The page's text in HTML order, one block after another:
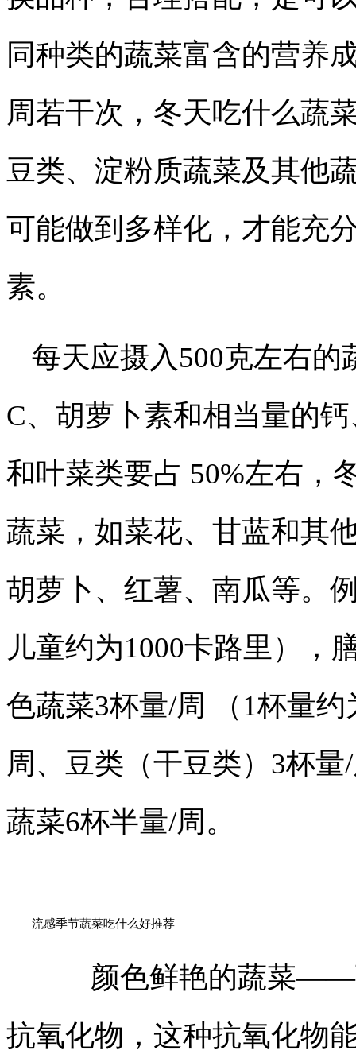
同种类的蔬菜富含的营养
周若干次，冬天吃什么蔬
豆类、淀粉质蔬菜及其他
可能做到多样化，才能充
素。
每天应摄入500克左右
C、胡萝卜素和相当量的
和叶菜类要占 50%左右，
蔬菜，如菜花、甘蓝和其
胡萝卜、红薯、南瓜等。
儿童约为1000卡路里），
色蔬菜3杯量/周 （1杯量
周、豆类（干豆类）3杯
蔬菜6杯半量/周。
流感季节蔬菜吃什么好推荐
颜色鲜艳的蔬菜——
抗氧化物，这种抗氧化物